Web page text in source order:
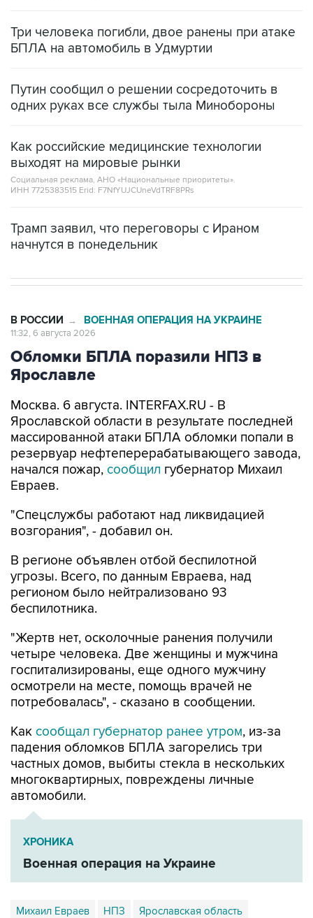
Три человека погибли, двое ранены при атаке
БПЛА на автомобиль в Удмуртии
Путин сообщил о решении сосредоточить в
одних руках все службы тыла Минобороны
Как российские медицинские технологии
выходят на мировые рынки
Социальная реклама, АНО «Национальные приоритеты».
ИНН 7725383515 Erid: F7NfYUJCUneVdTRF8PRs
Трамп заявил, что переговоры с Ираном
начнутся в понедельник
В РОССИИ → ВОЕННАЯ ОПЕРАЦИЯ НА УКРАИНЕ
11:32, 6 августа 2026
Обломки БПЛА поразили НПЗ в
Ярославле
Москва. 6 августа. INTERFAX.RU - В
Ярославской области в результате последней
массированной атаки БПЛА обломки попали в
резервуар нефтеперерабатывающего завода,
начался пожар, сообщил губернатор Михаил
Евраев.
"Спецслужбы работают над ликвидацией
возгорания", - добавил он.
В регионе объявлен отбой беспилотной
угрозы. Всего, по данным Евраева, над
регионом было нейтрализовано 93
беспилотника.
"Жертв нет, осколочные ранения получили
четыре человека. Две женщины и мужчина
госпитализированы, еще одного мужчину
осмотрели на месте, помощь врачей не
потребовалась", - сказано в сообщении.
Как сообщал губернатор ранее утром, из-за
падения обломков БПЛА загорелись три
частных домов, выбиты стекла в нескольких
многоквартирных, повреждены личные
автомобили.
ХРОНИКА
Военная операция на Украине
Михаил Евраев НПЗ Ярославская область